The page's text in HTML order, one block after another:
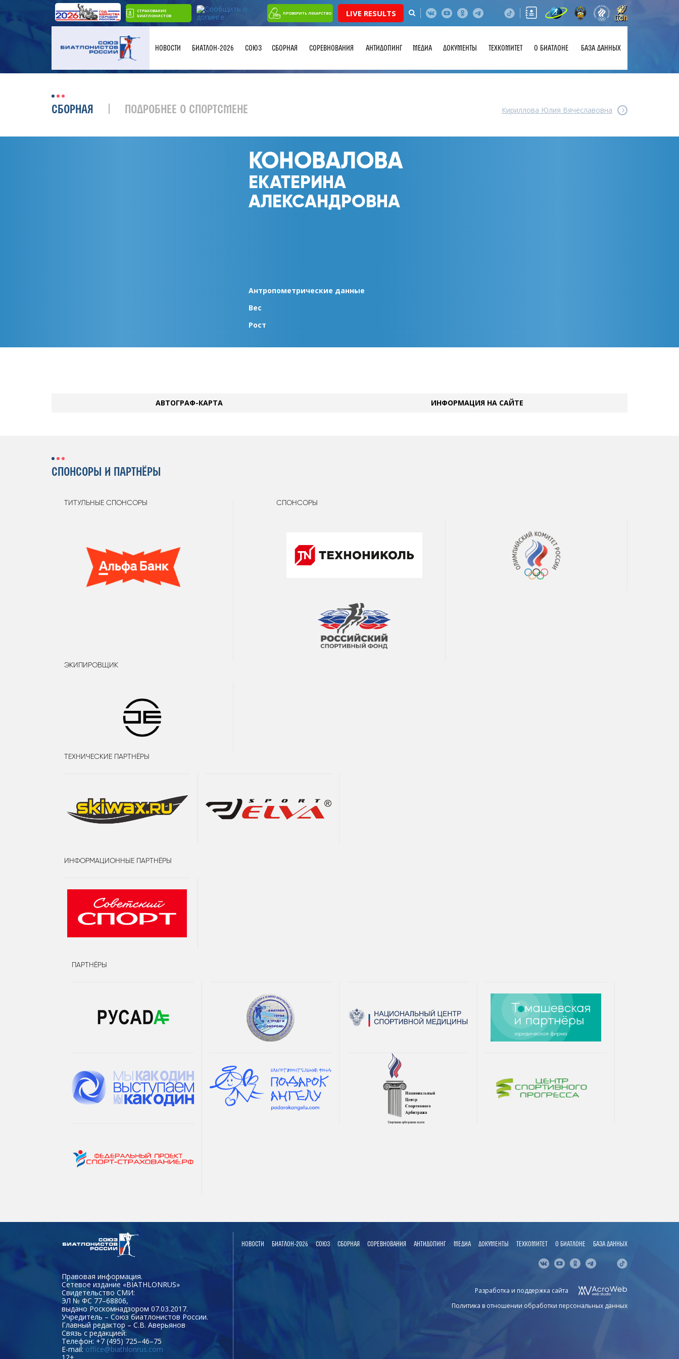
СТРАХОВАНИЕ
БИАТЛОНИСТОВ
ПРОВЕРИТЬ ЛЕКАРСТВО LIVE RESULTS
НОВОСТИ БИАТЛОН-2026 СОЮЗ СБОРНАЯ СОРЕВНОВАНИЯ АНТИДОПИНГ МЕДИА ДОКУМЕНТЫ ТЕХКОМИТЕТ О БИАТЛОНЕ БАЗА ДАННЫХ
СБОРНАЯ ПОДРОБНЕЕ О СПОРТСМЕНЕ Кириллова Юлия Вячеславовна
КОНОВАЛОВА
ЕКАТЕРИНА
АЛЕКСАНДРОВНА
Антропометрические данные
Вес
Рост
АВТОГРАФ-КАРТА ИНФОРМАЦИЯ НА САЙТЕ
СПОНСОРЫ И ПАРТНЁРЫ
ТИТУЛЬНЫЕ СПОНСОРЫ СПОНСОРЫ
ЭКИПИРОВЩИК
ТЕХНИЧЕСКИЕ ПАРТНЁРЫ
ИНФОРМАЦИОННЫЕ ПАРТНЁРЫ
ПАРТНЁРЫ
Правовая информация.
Сетевое издание «BIATHLONRUS»
Свидетельство СМИ:
ЭЛ № ФС 77–68806,
выдано Роскомнадзором 07.03.2017.
Учредитель – Союз биатлонистов России.
Главный редактор – С.В. Аверьянов
Связь с редакцией:
Телефон: +7 (495) 725–46–75
E-mail: office@biathlonrus.com
НОВОСТИ БИАТЛОН-2026 СОЮЗ СБОРНАЯ СОРЕВНОВАНИЯ АНТИДОПИНГ МЕДИА ДОКУМЕНТЫ ТЕХКОМИТЕТ О БИАТЛОНЕ БАЗА ДАННЫХ
Разработка и поддержка сайта
Политика в отношении обработки персональных данных